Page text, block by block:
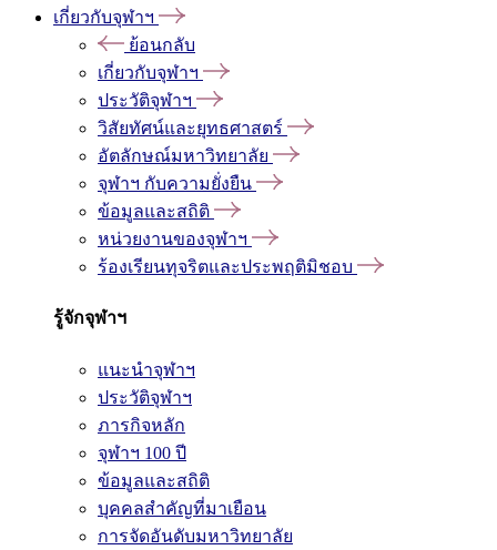
เกี่ยวกับจุฬาฯ
ย้อนกลับ
เกี่ยวกับจุฬาฯ
ประวัติจุฬาฯ
วิสัยทัศน์และยุทธศาสตร์
อัตลักษณ์มหาวิทยาลัย
จุฬาฯ กับความยั่งยืน
ข้อมูลและสถิติ
หน่วยงานของจุฬาฯ
ร้องเรียนทุจริตและประพฤติมิชอบ
รู้จักจุฬาฯ
แนะนำจุฬาฯ
ประวัติจุฬาฯ
ภารกิจหลัก
จุฬาฯ 100 ปี
ข้อมูลและสถิติ
บุคคลสำคัญที่มาเยือน
การจัดอันดับมหาวิทยาลัย